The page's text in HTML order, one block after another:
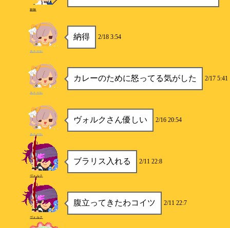
殺陣
納得 2/18 3:54
あさがお
カレーのために怒ってる気がした 2/17 5:41
あさがお
ヴォルクさん優しい 2/16 20:54
あさがお
ブラリス入れる 2/11 22:8
ヴォルク
腹立ってきたわコイツ 2/11 22:7
ヴォルク